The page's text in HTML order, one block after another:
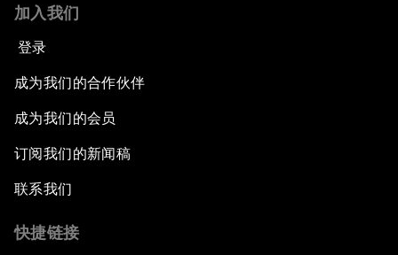
加入我们
登录
成为我们的合作伙伴
成为我们的会员
订阅我们的新闻稿
联系我们
快捷链接